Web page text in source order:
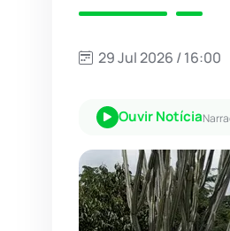
29 Jul 2026 / 16:00
Ouvir Notícia